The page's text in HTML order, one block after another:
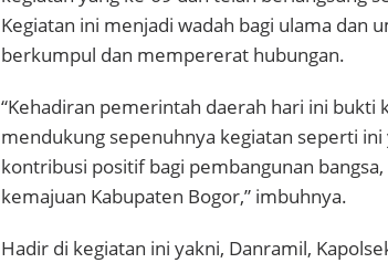
Kegiatan ini menjadi wadah bagi ulama dan
berkumpul dan mempererat hubungan.
“Kehadiran pemerintah daerah hari ini bukti
mendukung sepenuhnya kegiatan seperti
kontribusi positif bagi pembangunan
kemajuan Kabupaten Bogor,” imbuhnya.
Hadir di kegiatan ini yakni, Danramil,